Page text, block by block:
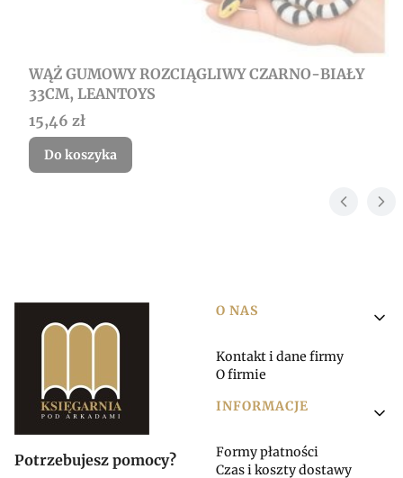
WĄŻ GUMOWY ROZCIĄGLIWY CZARNO-BIAŁY
33CM, LEANTOYS
Cena
15,46 zł
Do koszyka
Potrzebujesz pomocy?
Linki w stopce
O NAS
Kontakt i dane firmy
O firmie
INFORMACJE
Formy płatności
Czas i koszty dostawy